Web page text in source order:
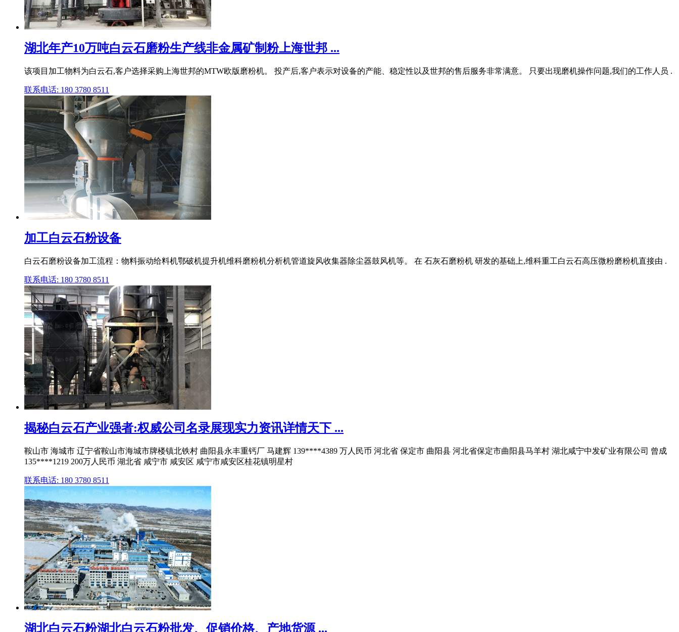
湖北年产10万吨白云石磨粉生产线非金属矿制粉上海世邦 ...
该项目加工物料为白云石,客户选择采购上海世邦的MTW欧版磨粉机。 投产后,客户表示对设备的产能、稳定性以及世邦的售后服务非常满意。 只要出现磨机操作问题,我们的工作人员 .
联系电话: 180 3780 8511
加工白云石粉设备
白云石磨粉设备加工流程：物料振动给料机鄂破机提升机维科磨粉机分析机管道旋风收集器除尘器鼓风机等。 在 石灰石磨粉机 研发的基础上,维科重工白云石高压微粉磨粉机直接由 .
联系电话: 180 3780 8511
揭秘白云石产业强者:权威公司名录展现实力资讯详情天下 ...
鞍山市 海城市 辽宁省鞍山市海城市牌楼镇北铁村 曲阳县永丰重钙厂 马建辉 139****4389 万人民币 河北省 保定市 曲阳县 河北省保定市曲阳县马羊村 湖北咸宁中发矿业有限公司 曾成
135****1219 200万人民币 湖北省 咸宁市 咸安区 咸宁市咸安区桂花镇明星村
联系电话: 180 3780 8511
湖北白云石粉湖北白云石粉批发、促销价格、产地货源 ...